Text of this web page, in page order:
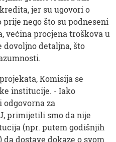
jer su ugovori o
nego što su podneseni
većina procjena troškova u
dovoljno detaljna, što
Komisija se
institucije. - Iako
za
primijetili smo da nije
(npr. putem godišnjih
dostave dokaze o svom